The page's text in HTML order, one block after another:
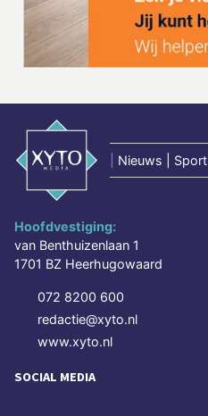
Nieuws |
Hoofdvestiging:
van Benthuizenlaan 1
1701 BZ Heerhugowaard
072 8200 600
redactie@xyto.nl
www.xyto.nl
SOCIAL MEDIA